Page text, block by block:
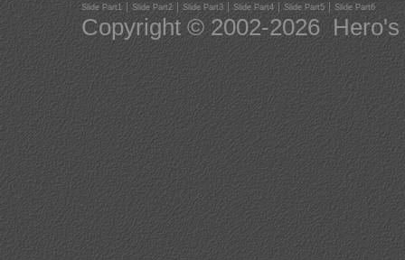
Slide Part1｜ Slide Part2｜ Slide Part3｜ Slide Part4｜ Slide Part5｜ Slide Part6
Copyright © 2002-2026 Hero's